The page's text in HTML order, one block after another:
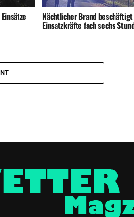
Nächtlicher Brand beschäftigt
Einsatzkräfte fach sechs